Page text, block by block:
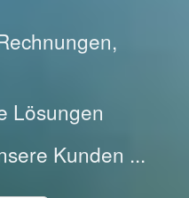
Lösungen
Kunden ...